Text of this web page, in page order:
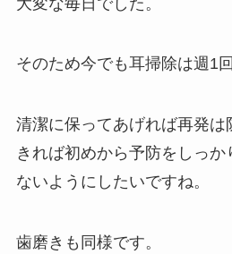
そのため今でも耳掃除は週1
清潔に保ってあげれば再発は
きれば初めから予防をしっか
ないようにしたいですね。
歯磨きも同様です。